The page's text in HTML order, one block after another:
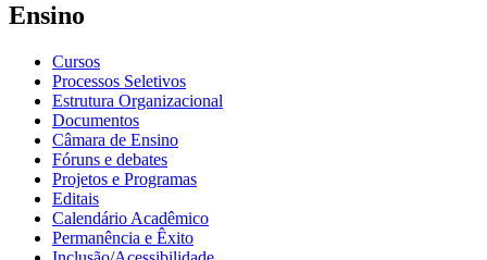
Ensino
Cursos
Processos Seletivos
Estrutura Organizacional
Documentos
Câmara de Ensino
Fóruns e debates
Projetos e Programas
Editais
Calendário Acadêmico
Permanência e Êxito